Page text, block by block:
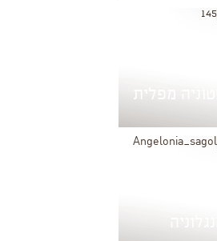
פטוניה מפלית